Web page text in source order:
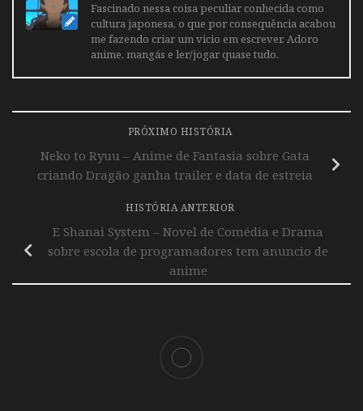
Fascinado nessa coisa peculiar conhecida como
cultura japonesa, o que por consequência acabou
me fazendo criar um vicio em escrever. Adoro
anime, mangás e ler/jogar quase tudo.
PRÓXIMO HISTÓRIA
Neko to Ryuu – Anime de Fantasia sobre Gata
criando Dragão ganha trailer e data de estreia
HISTÓRIA ANTERIOR
E Shanai System – Novel de Comédia e Drama
sobre escola de programadores tem anuncio de
anime